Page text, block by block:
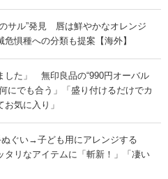
サル”発見 唇は鮮やかなオレンジ
惧種への分類も提案【海外】
した」 無印良品の“990円オーバル
にでも合う」「盛り付けるだけでカ
気に入り」
ぬぐい→子ども用にアレンジする
リなアイテムに「斬新！」「凄い